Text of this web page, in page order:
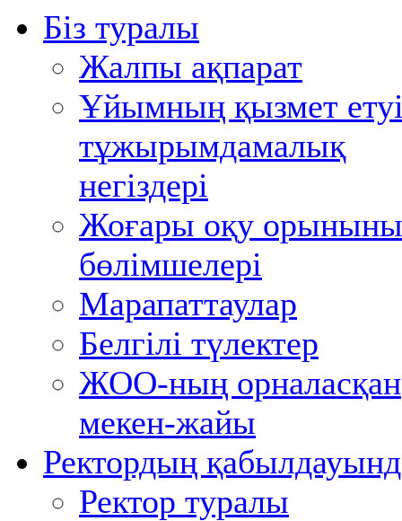
Біз туралы
Жалпы ақпарат
Ұйымның қызмет
тұжырымдамалық
негіздері
Жоғары оқу
бөлімшелері
Марапаттаулар
Белгілі түлектер
ЖОО-ның орналасқан
мекен-жайы
Ректордың
Ректор туралы